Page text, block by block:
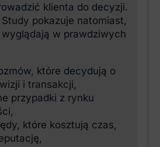
klienta do decyzji.
pokazuje natomiast,
w prawdziwych
które decydują o
i transakcji,
przypadki z rynku
które kosztują czas,